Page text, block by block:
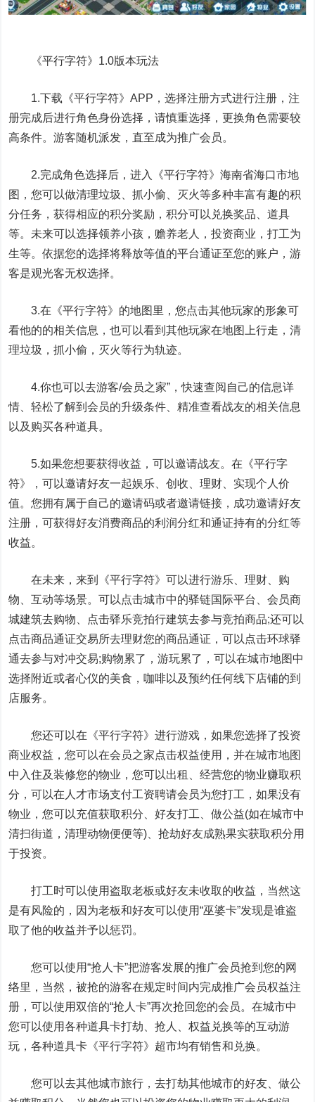
《平行字符》1.0版本玩法
1.下载《平行字符》APP，选择注册方式进行注册，注
册完成后进行角色身份选择，请慎重选择，更换角色需要较
高条件。游客随机派发，直至成为推广会员。
2.完成角色选择后，进入《平行字符》海南省海口市地
图，您可以做清理垃圾、抓小偷、灭火等多种丰富有趣的积
分任务，获得相应的积分奖励，积分可以兑换奖品、道具
等。未来可以选择领养小孩，赡养老人，投资商业，打工为
生等。依据您的选择将释放等值的平台通证至您的账户，游
客是观光客无权选择。
3.在《平行字符》的地图里，您点击其他玩家的形象可
看他的的相关信息，也可以看到其他玩家在地图上行走，清
理垃圾，抓小偷，灭火等行为轨迹。
4.你也可以去游客/会员之家”，快速查阅自己的信息详
情、轻松了解到会员的升级条件、精准查看战友的相关信息
以及购买各种道具。
5.如果您想要获得收益，可以邀请战友。在《平行字
符》，可以邀请好友一起娱乐、创收、理财、实现个人价
值。您拥有属于自己的邀请码或者邀请链接，成功邀请好友
注册，可获得好友消费商品的利润分红和通证持有的分红等
收益。
在未来，来到《平行字符》可以进行游乐、理财、购
物、互动等场景。可以点击城市中的驿链国际平台、会员商
城建筑去购物、点击驿乐竞拍行建筑去参与竞拍商品;还可以
点击商品通证交易所去理财您的商品通证，可以点击环球驿
通去参与对冲交易;购物累了，游玩累了，可以在城市地图中
选择附近或者心仪的美食，咖啡以及预约任何线下店铺的到
店服务。
您还可以在《平行字符》进行游戏，如果您选择了投资
商业权益，您可以在会员之家点击权益使用，并在城市地图
中入住及装修您的物业，您可以出租、经营您的物业赚取积
分，可以在人才市场支付工资聘请会员为您打工，如果没有
物业，您可以充值获取积分、好友打工、做公益(如在城市中
清扫街道，清理动物便便等)、抢劫好友成熟果实获取积分用
于投资。
打工时可以使用盗取老板或好友未收取的收益，当然这
是有风险的，因为老板和好友可以使用“巫婆卡”发现是谁盗
取了他的收益并予以惩罚。
您可以使用“抢人卡”把游客发展的推广会员抢到您的网
络里，当然，被抢的游客在规定时间内完成推广会员权益注
册，可以使用双倍的“抢人卡”再次抢回您的会员。在城市中
您可以使用各种道具卡打劫、抢人、权益兑换等的互动游
玩，各种道具卡《平行字符》超市均有销售和兑换。
您可以去其他城市旅行，去打劫其他城市的好友、做公